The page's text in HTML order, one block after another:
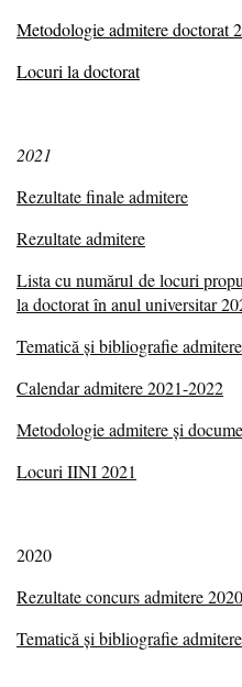
Metodologie admitere doctorat
Locuri la doctorat
2021
Rezultate finale admitere
Rezultate admitere
Lista cu numărul de locuri
la doctorat în anul universitar
Tematică şi bibliografie admitere
Calendar admitere 2021-2022
Metodologie admitere şi
Locuri IINI 2021
2020
Rezultate concurs admitere 2020
Tematică şi bibliografie admitere